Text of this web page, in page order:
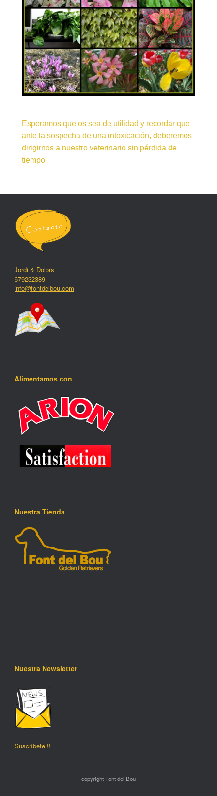
Esperamos que os sea de utilidad y recordar que
ante la sospecha de una intoxicación, deberemos
dirigirnos a nuestro veterinario sin pérdida de
tiempo.
Jordi & Dolors
679232389
info@fontdelbou.com
Alimentamos con…
Nuestra Tienda…
Nuestra Newsletter
Suscríbete !!
copyright Font del Bou